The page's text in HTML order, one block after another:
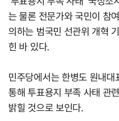
는 물론 전문가와 국민이 참
의하는 범국민 선관위 개혁
힌 바 있다.
민주당에서는 한병도 원내
통해 투표용지 부족 사태 관
밝힐 것으로 보인다.